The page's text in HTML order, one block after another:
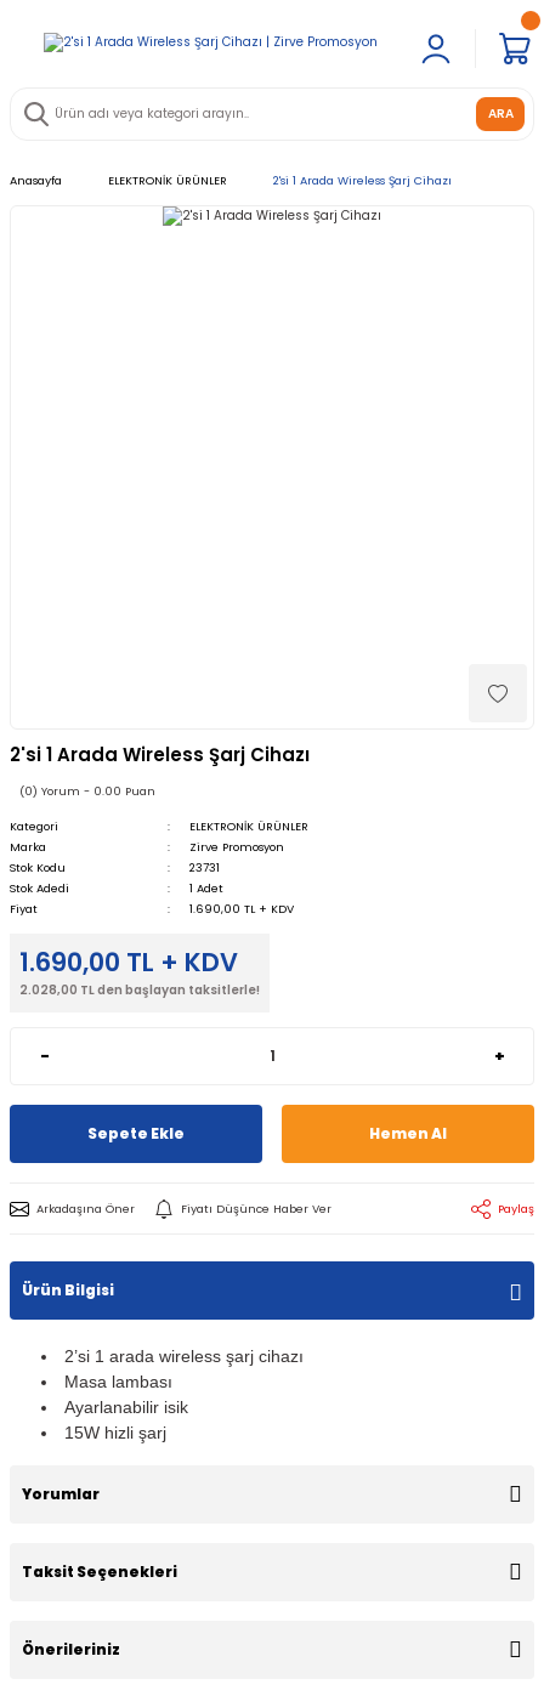
ARA
Anasayfa ELEKTRONİK ÜRÜNLER 2'si 1 Arada Wireless Şarj Cihazı
2'si 1 Arada Wireless Şarj Cihazı
(0) Yorum - 0.00 Puan
Kategori
ELEKTRONİK ÜRÜNLER
Marka
Zirve Promosyon
Stok Kodu
23731
Stok Adedi
1 Adet
Fiyat
1.690,00 TL + KDV
1.690,00 TL + KDV
2.028,00 TL den başlayan taksitlerle!
- +
Sepete Ekle Hemen Al
Arkadaşına Öner Fiyatı Düşünce Haber Ver Paylaş
Ürün Bilgisi
2’si 1 arada wireless şarj cihazı
Masa lambası
Ayarlanabilir isik
15W hizli şarj
Yorumlar
Taksit Seçenekleri
Önerileriniz